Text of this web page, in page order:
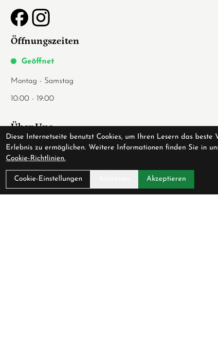
Öffnungszeiten
Geöffnet
Montag - Samstag
10:00 - 19:00
Über Uns
Ladengeschäft
Anfahrt
AGB
Datenschutz
Diese Internetseite benutzt Cookies, um Ihren Lesern das beste
Erlebnis zu ermöglichen. Weitere Informationen finden Sie in
Cookie-Richtlinien.
Cookie-Einstellungen Akzeptieren